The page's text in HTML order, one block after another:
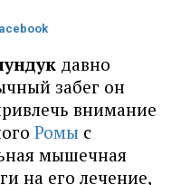
давно
забег он
внимание
Ромы с
мышечная
на его лечение,